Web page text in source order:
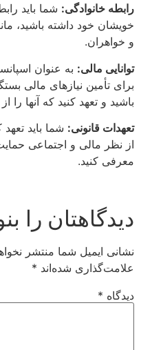
رابطه خانوادگی: شما باید
خویشان خود داشته باشید،
و خواهران.
توانایی مالی: به عنوان
برای تأمین نیازهای مالی
باشید و تعهد کنید که آنها را
تعهدات قانونی: شما باید
از نظر مالی و اجتماعی حمایت
معرفی کنید.
دیدگاهتان را
نشانی ایمیل شما منتشر
علامت‌گذاری شده‌اند *
دیدگاه *